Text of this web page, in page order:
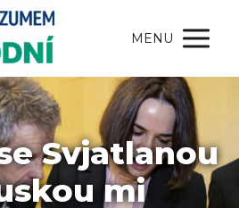
MENU
Svjatlanou
mi